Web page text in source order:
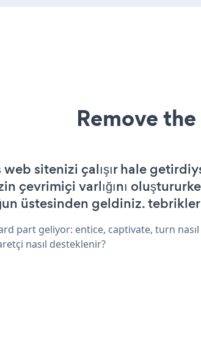
Remove
sitenizi çalışır hale
çevrimiçi varlığını
üstesinden geldiniz.
part geliyor: entice, captivate, turn nasıl
nasıl desteklenir?